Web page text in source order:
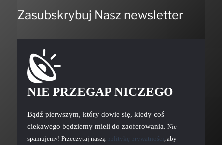
Zasubskrybuj Nasz newsletter
NIE PRZEGAP NICZEGO
Bądź pierwszym, który dowie się, kiedy coś
ciekawego będziemy mieli do zaoferowania. Nie
spamujemy! Przeczytaj naszą politykę prywatności , aby